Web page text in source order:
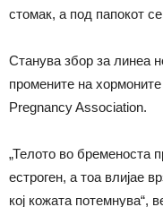
стомак, а под папокот
Станува збор за линеа
промените на
Pregnancy Association.
„Телото во бременоста
естроген, а тоа влијае
кој кожата потемнува“,